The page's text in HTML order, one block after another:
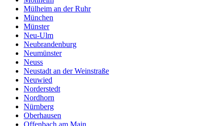
Mülheim an der Ruhr
München
Münster
Neu-Ulm
Neubrandenburg
Neumünster
Neuss
Neustadt an der Weinstraße
Neuwied
Norderstedt
Nordhorn
Nürnberg
Oberhausen
Offenbach am Main